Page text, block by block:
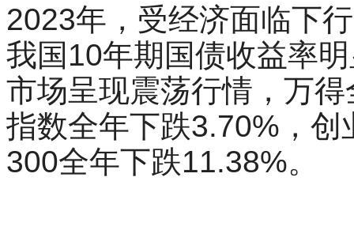
2023年，受经济面临下
我国10年期国债收益率
市场呈现震荡行情，万
指数全年下跌3.70%，
300全年下跌11.38%。